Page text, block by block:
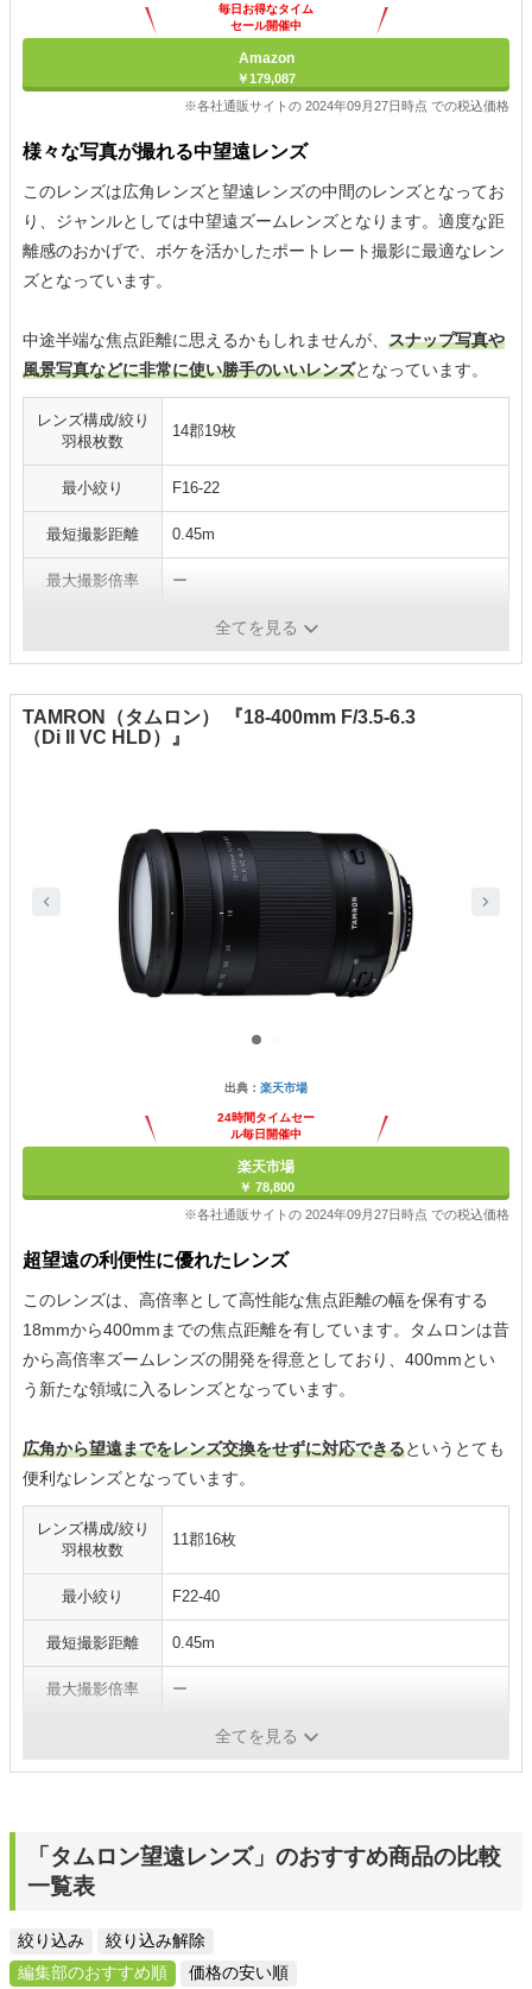
毎日お得なタイム
セール開催中
Amazon
￥179,087
※各社通販サイトの 2024年09月27日時点 での税込価格
様々な写真が撮れる中望遠レンズ
このレンズは広角レンズと望遠レンズの中間のレンズとなってお
り、ジャンルとしては中望遠ズームレンズとなります。適度な距
離感のおかげで、ボケを活かしたポートレート撮影に最適なレン
ズとなっています。
中途半端な焦点距離に思えるかもしれませんが、 スナップ写真や
風景写真などに非常に使い勝手のいいレンズとなっています。
レンズ構成/絞り
羽根枚数
14郡19枚
最小絞り F16-22
最短撮影距離 0.45m
最大撮影倍率 ー
全てを見る
TAMRON（タムロン） 『18-400mm F/3.5-6.3
（Di II VC HLD）』
出典： 楽天市場
24時間タイムセー
ル毎日開催中
楽天市場
￥ 78,800
※各社通販サイトの 2024年09月27日時点 での税込価格
超望遠の利便性に優れたレンズ
このレンズは、高倍率として高性能な焦点距離の幅を保有する
18mmから400mmまでの焦点距離を有しています。タムロンは昔
から高倍率ズームレンズの開発を得意としており、400mmとい
う新たな領域に入るレンズとなっています。
広角から望遠までをレンズ交換をせずに対応できるというとても
便利なレンズとなっています。
レンズ構成/絞り
羽根枚数
11郡16枚
最小絞り F22-40
最短撮影距離 0.45m
最大撮影倍率 ー
全てを見る
「タムロン望遠レンズ」のおすすめ商品の比較
一覧表
絞り込み
絞り込み解除
編集部のおすすめ順
価格の安い順